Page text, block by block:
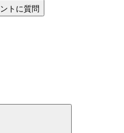
トに質問